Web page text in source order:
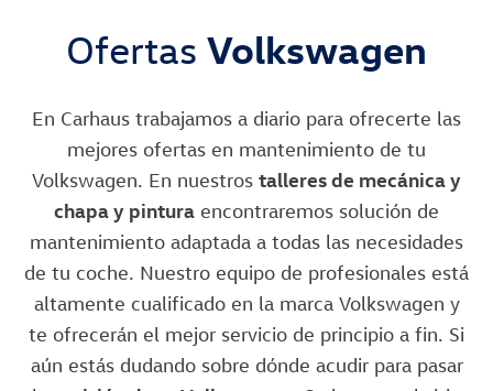
Ofertas Volkswagen
En Carhaus trabajamos a diario para ofrecerte las
mejores ofertas en mantenimiento de tu
Volkswagen. En nuestros talleres de mecánica y
chapa y pintura encontraremos solución de
mantenimiento adaptada a todas las necesidades
de tu coche. Nuestro equipo de profesionales está
altamente cualificado en la marca Volkswagen y
te ofrecerán el mejor servicio de principio a fin. Si
aún estás dudando sobre dónde acudir para pasar